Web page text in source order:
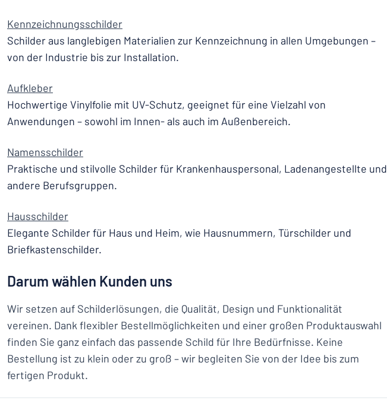
Kennzeichnungsschilder
Schilder aus langlebigen Materialien zur Kennzeichnung in allen Umgebungen –
von der Industrie bis zur Installation.
Aufkleber
Hochwertige Vinylfolie mit UV-Schutz, geeignet für eine Vielzahl von
Anwendungen – sowohl im Innen- als auch im Außenbereich.
Namensschilder
Praktische und stilvolle Schilder für Krankenhauspersonal, Ladenangestellte und
andere Berufsgruppen.
Hausschilder
Elegante Schilder für Haus und Heim, wie Hausnummern, Türschilder und
Briefkastenschilder.
Darum wählen Kunden uns
Wir setzen auf Schilderlösungen, die Qualität, Design und Funktionalität
vereinen. Dank flexibler Bestellmöglichkeiten und einer großen Produktauswahl
finden Sie ganz einfach das passende Schild für Ihre Bedürfnisse. Keine
Bestellung ist zu klein oder zu groß – wir begleiten Sie von der Idee bis zum
fertigen Produkt.